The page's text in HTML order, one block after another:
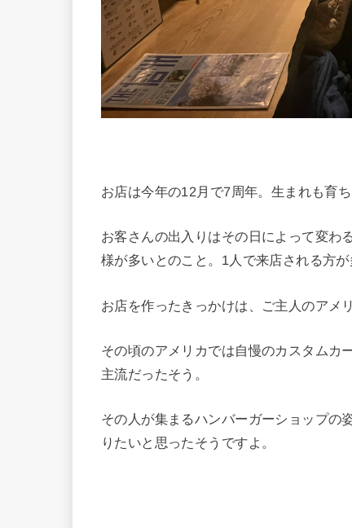
お店は今年の12月で7周年。生まれも育
お客さんの出入りはその日によって変わ
様が多いとのこと。1人で来店される方が
お店を作ったきっかけは、ご主人のアメ
その頃のアメリカでは自慢のカスタムカ
主流だったそう。
その人が集まるハンバーガーショップの
りたいと思ったそうですよ。